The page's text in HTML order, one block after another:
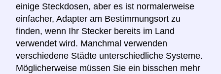
einige Steckdosen, aber es ist normalerweise
einfacher, Adapter am Bestimmungsort zu
finden, wenn Ihr Stecker bereits im Land
verwendet wird. Manchmal verwenden
verschiedene Städte unterschiedliche Systeme.
Möglicherweise müssen Sie ein bisschen mehr